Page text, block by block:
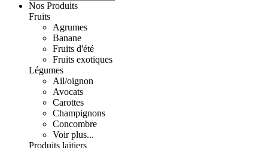
Nos Produits
Fruits
Agrumes
Banane
Fruits d'été
Fruits exotiques
Légumes
Ail/oignon
Avocats
Carottes
Champignons
Concombre
Voir plus...
Produits laitiers